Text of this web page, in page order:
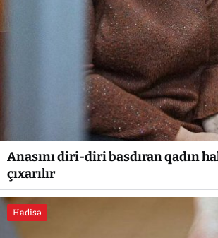
Anasını diri-diri basdıran qadın
çıxarılır
Hadisə